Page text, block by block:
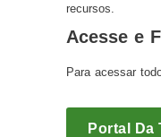
recursos.
Acesse e
Para acessar
Portal Da